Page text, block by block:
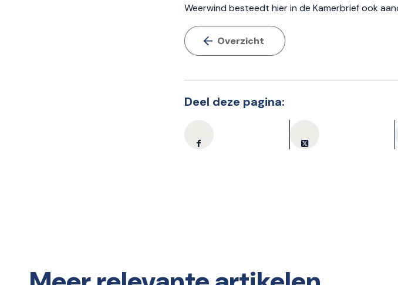
Weerwind besteedt hier in de Kamerbrief ook
Overzicht
Deel deze pagina: